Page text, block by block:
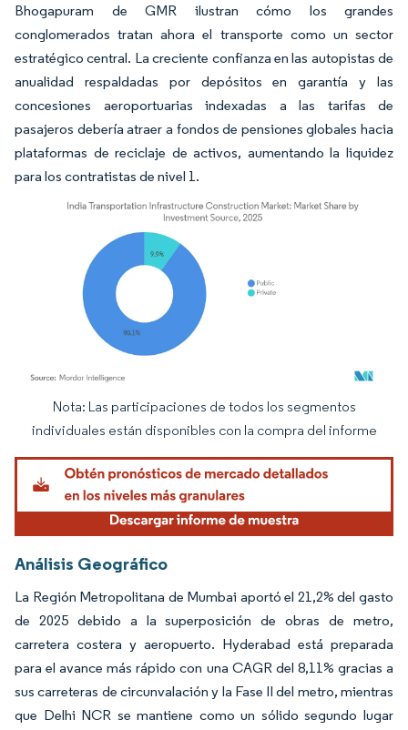
Bhogapuram de GMR ilustran cómo los grandes
conglomerados tratan ahora el transporte como un sector
estratégico central. La creciente confianza en las autopistas de
anualidad respaldadas por depósitos en garantía y las
concesiones aeroportuarias indexadas a las tarifas de
pasajeros debería atraer a fondos de pensiones globales hacia
plataformas de reciclaje de activos, aumentando la liquidez
para los contratistas de nivel 1.
Imagen © Mordor Intelligence. El uso requiere atribución según CC BY 4.0.
Nota: Las participaciones de todos los segmentos
individuales están disponibles con la compra del informe
Análisis Geográfico
La Región Metropolitana de Mumbai aportó el 21,2% del gasto
de 2025 debido a la superposición de obras de metro,
carretera costera y aeropuerto. Hyderabad está preparada
para el avance más rápido con una CAGR del 8,11% gracias a
sus carreteras de circunvalación y la Fase II del metro, mientras
que Delhi NCR se mantiene como un sólido segundo lugar